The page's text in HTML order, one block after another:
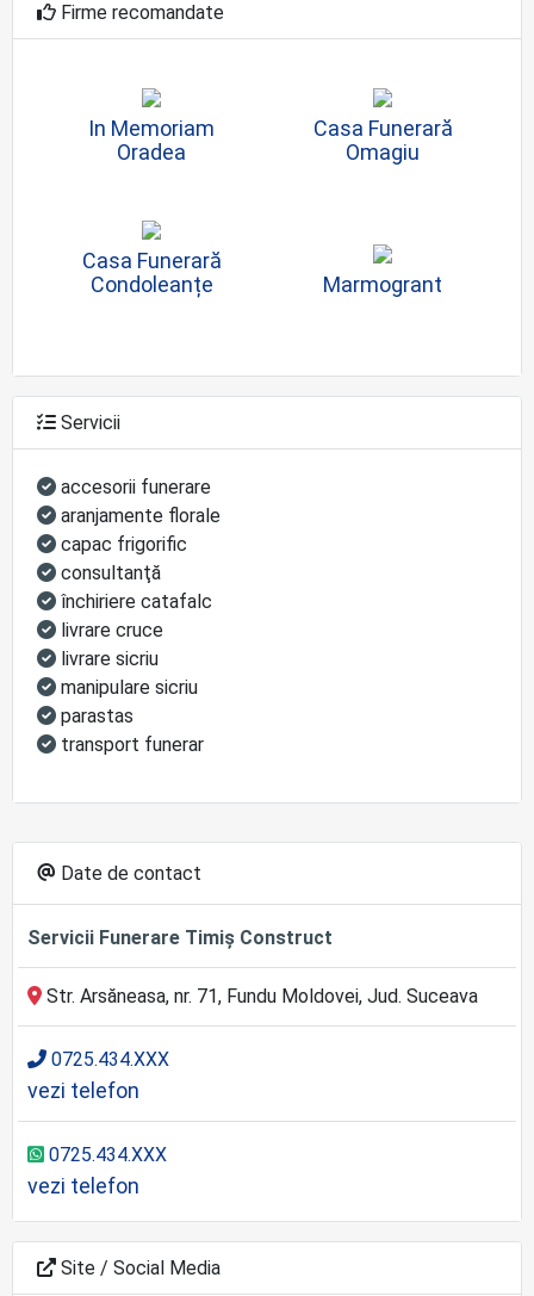
Firme recomandate
In Memoriam
Oradea
Casa Funerară
Omagiu
Casa Funerară
Condoleanțe
Marmogrant
Servicii
accesorii funerare
aranjamente florale
capac frigorific
consultanţă
închiriere catafalc
livrare cruce
livrare sicriu
manipulare sicriu
parastas
transport funerar
Date de contact
Servicii Funerare Timiș Construct
Str. Arsăneasa, nr. 71, Fundu Moldovei, Jud. Suceava
0725.434.XXX
vezi telefon
0725.434.XXX
vezi telefon
Site / Social Media